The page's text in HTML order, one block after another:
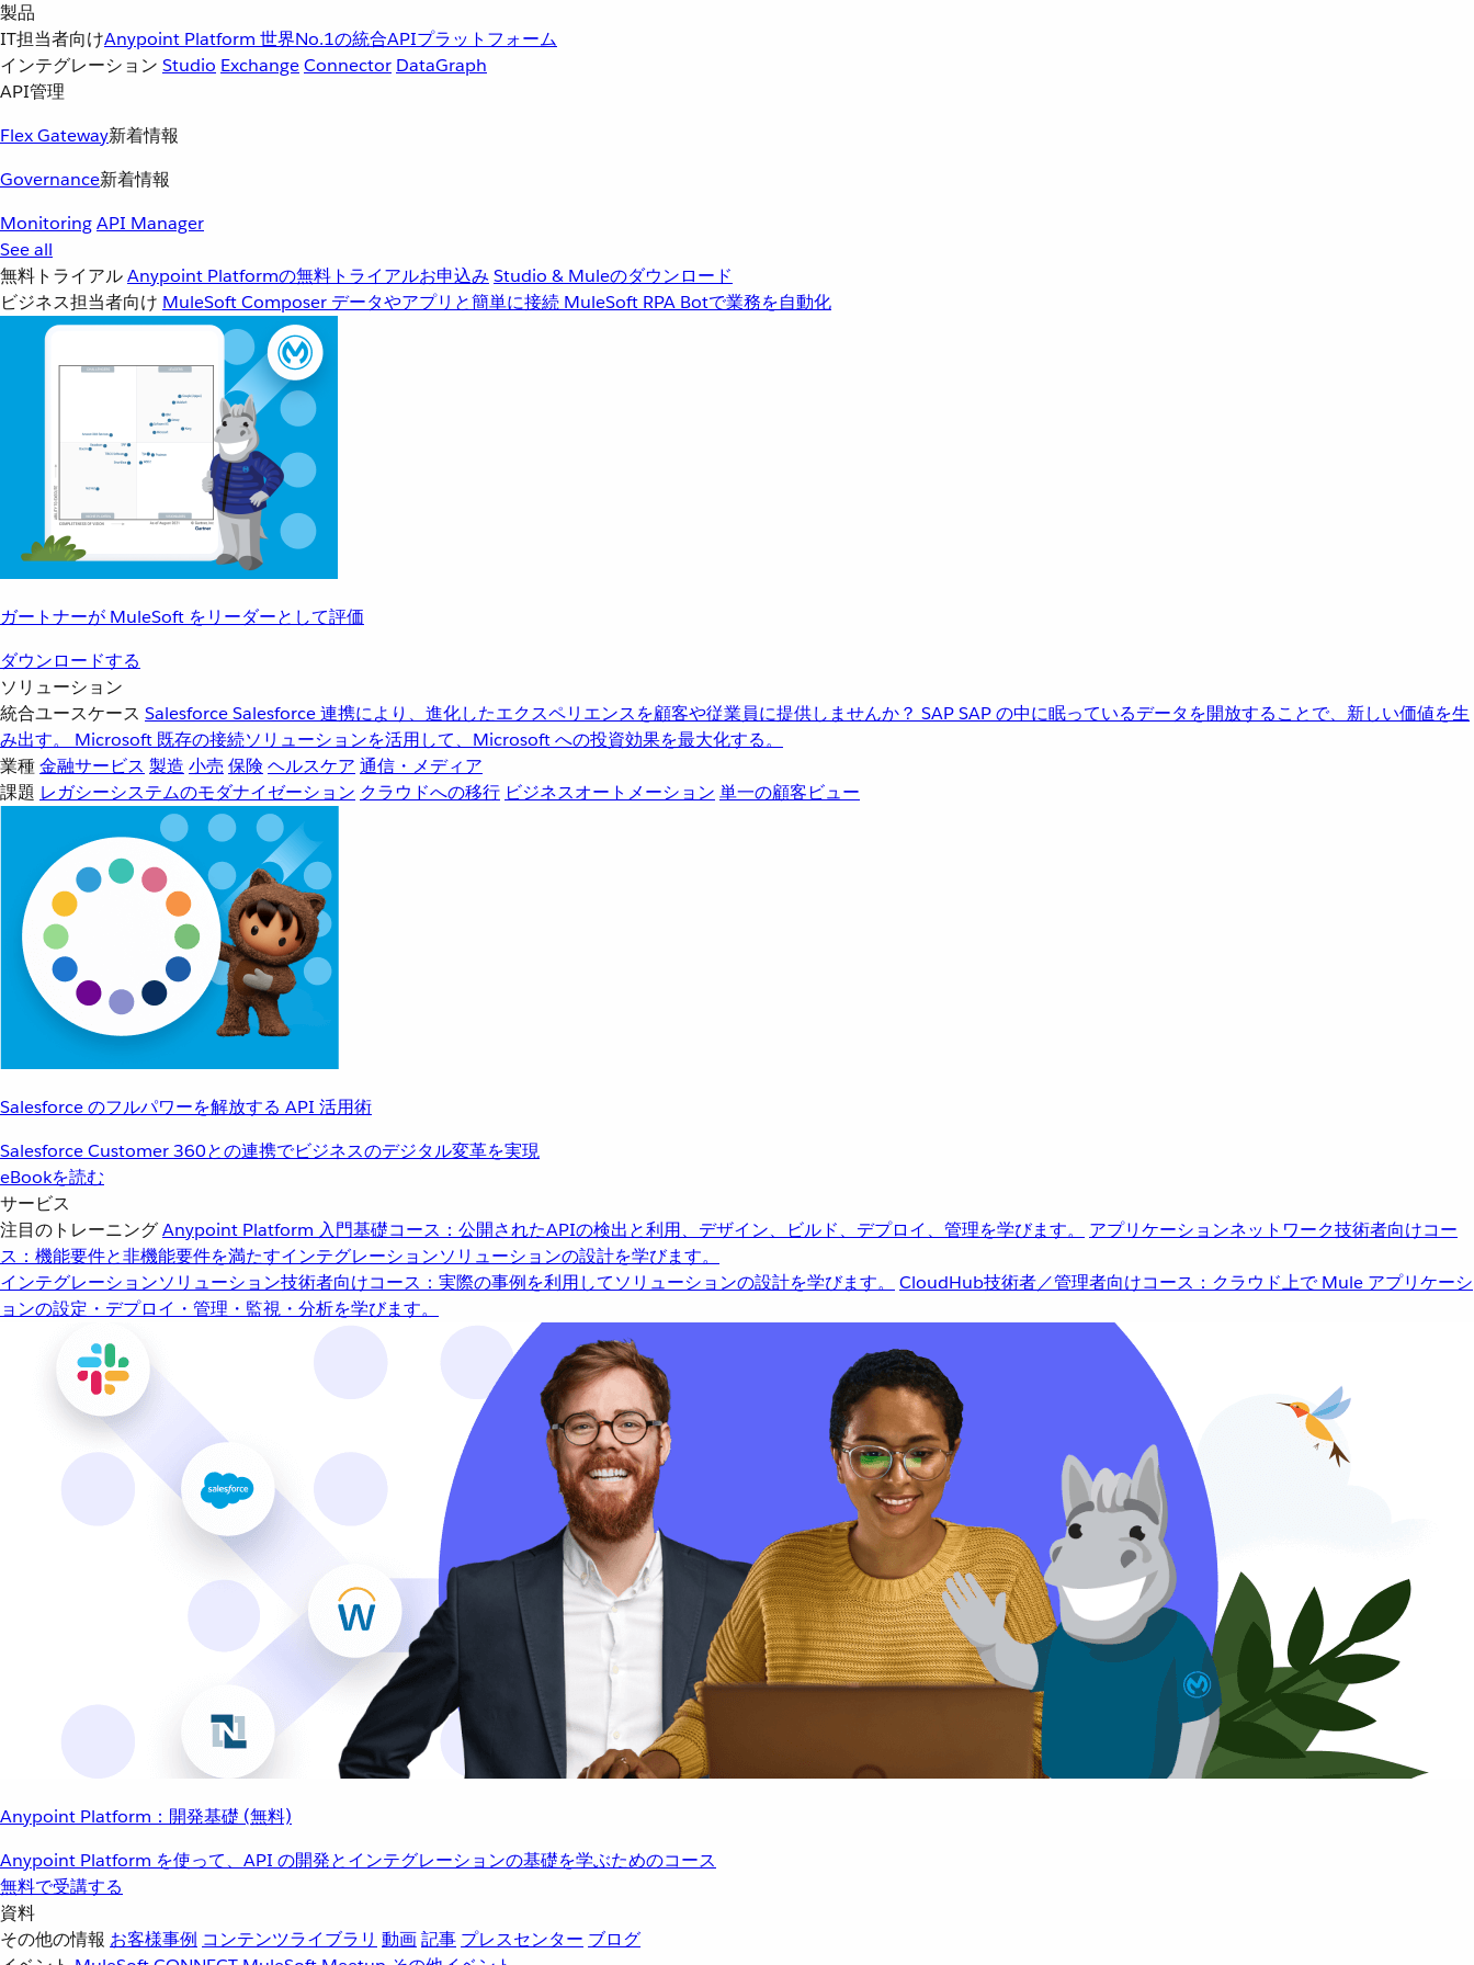
製品
IT担当者向けAnypoint Platform 世界No.1の統合APIプラットフォーム
インテグレーション Studio ExchangeConnector DataGraph
API管理
Flex Gateway新着情報
Governance新着情報
MonitoringAPI Manager
See all
無料トライアルAnypoint Platformの無料トライアルお申込み Studio & Muleのダウンロード
ビジネス担当者向け MuleSoft Composer データやアプリと簡単に接続 MuleSoft RPA Botで業務を自動化
ガートナーが MuleSoft をリーダーとして評価
ダウンロードする
ソリューション
統合ユースケース SalesforceSalesforce 連携により、進化したエクスペリエンスを顧客や従業員に提供しませんか？ SAPSAP の中に眠っているデータを開放することで、新しい価値を生
み出す。
Microsoft 既存の接続ソリューションを活用して、Microsoft への投資効果を最大化する。
業種金融サービス 製造 小売 保険 ヘルスケア 通信・メディア
課題 レガシーシステムのモダナイゼーション クラウドへの移行 ビジネスオートメーション 単一の顧客ビュー
Salesforce のフルパワーを解放する API 活用術
Salesforce Customer 360との連携でビジネスのデジタル変革を実現
eBookを読む
サービス
注目のトレーニングAnypoint Platform 入門基礎コース：公開されたAPIの検出と利用、デザイン、ビルド、デプロイ、管理を学びます。 アプリケーションネットワーク技術者向けコー
ス：機能要件と非機能要件を満たすインテグレーションソリューションの設計を学びます。
インテグレーションソリューション技術者向けコース：実際の事例を利用してソリューションの設計を学びます。 CloudHub技術者／管理者向けコース：クラウド上で Mule アプリケーシ
ョンの設定・デプロイ・管理・監視・分析を学びます。
Anypoint Platform：開発基礎 (無料)
Anypoint Platform を使って、API の開発とインテグレーションの基礎を学ぶためのコース
無料で受講する
資料
その他の情報 お客様事例 コンテンツライブラリ 動画記事 プレスセンター ブログ